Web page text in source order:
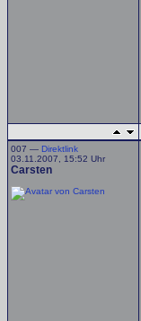
007 — Direktlink
03.11.2007, 15:52 Uhr
Carsten